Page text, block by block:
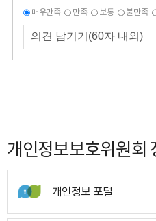
매우만족 만족 보통 불만족
개인정보보호위원회
개인정보 포털